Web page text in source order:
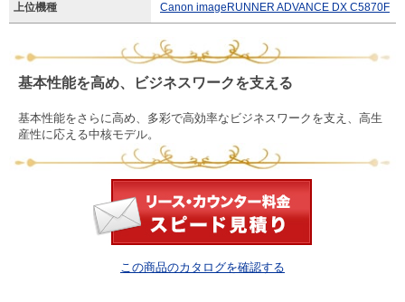
上位機種 Canon imageRUNNER ADVANCE DX C5870F
基本性能を高め、ビジネスワークを支える
基本性能をさらに高め、多彩で高効率なビジネスワークを支え、高生
産性に応える中核モデル。
この商品のカタログを確認する